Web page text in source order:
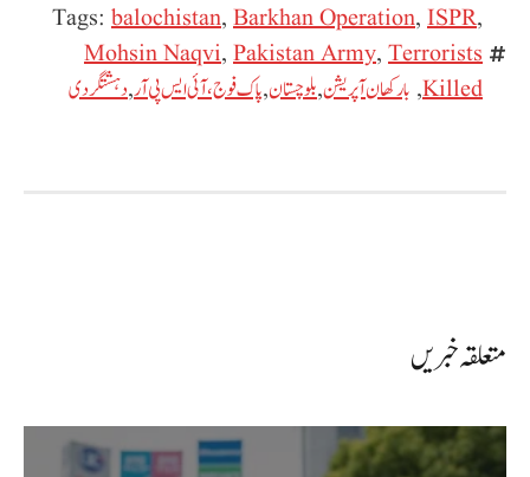
Tags: balochistan, Barkhan Operation, ISPR,
Mohsin Naqvi, Pakistan Army, Terrorists
Killed
, بارکھان آپریشن,بلوچستان,پاک فوج، آئی ایس پی آر,دہشتگردی
متعلقہ خبریں